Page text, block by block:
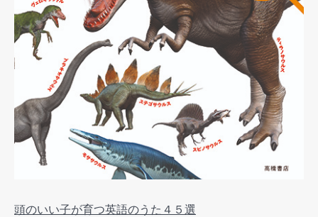
頭のいい子が育つ英語のうた４５選